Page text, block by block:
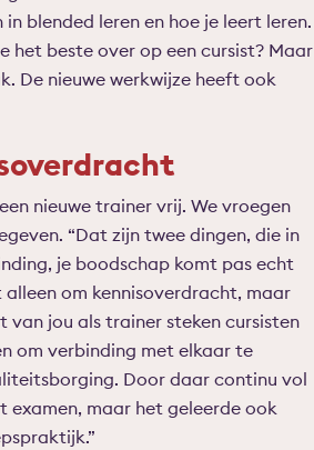
blended leren en hoe je leert leren.
het beste over op een cursist? Maar
De nieuwe werkwijze heeft ook
nieuwe trainer vrij. We vroegen
“Dat zijn twee dingen, die in
je boodschap komt pas echt
om kennisoverdracht, maar
van jou als trainer steken cursisten
om verbinding met elkaar te
Door daar continu vol
examen, maar het geleerde ook